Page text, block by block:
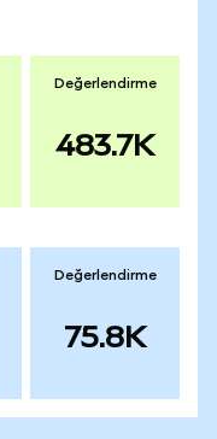
Değerlendirme
483.7K
Değerlendirme
75.8K